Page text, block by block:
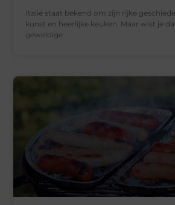
Italië staat bekend om zijn rijke
kunst en heerlijke keuken. Maar wist je
geweldige